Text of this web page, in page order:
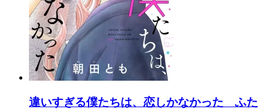
違いすぎる僕たちは、恋しかなかった ふた